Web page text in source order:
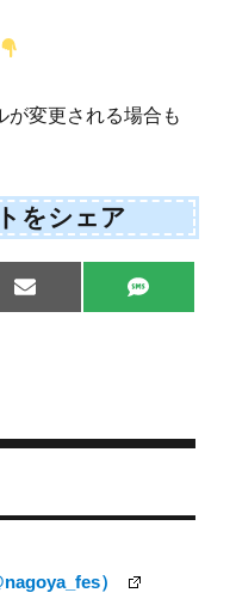
変更される場合も
をシェア
Share
on
E
m
Share
on
S
M
）